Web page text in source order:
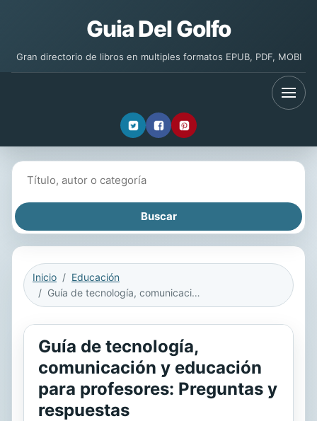
Guia Del Golfo
Gran directorio de libros en multiples formatos EPUB, PDF, MOBI
Inicio
Educación
Guía de tecnología, comunicación y educación para profesores: Preguntas y respuestas
Guía de tecnología,
comunicación y educación
para profesores: Preguntas y
respuestas